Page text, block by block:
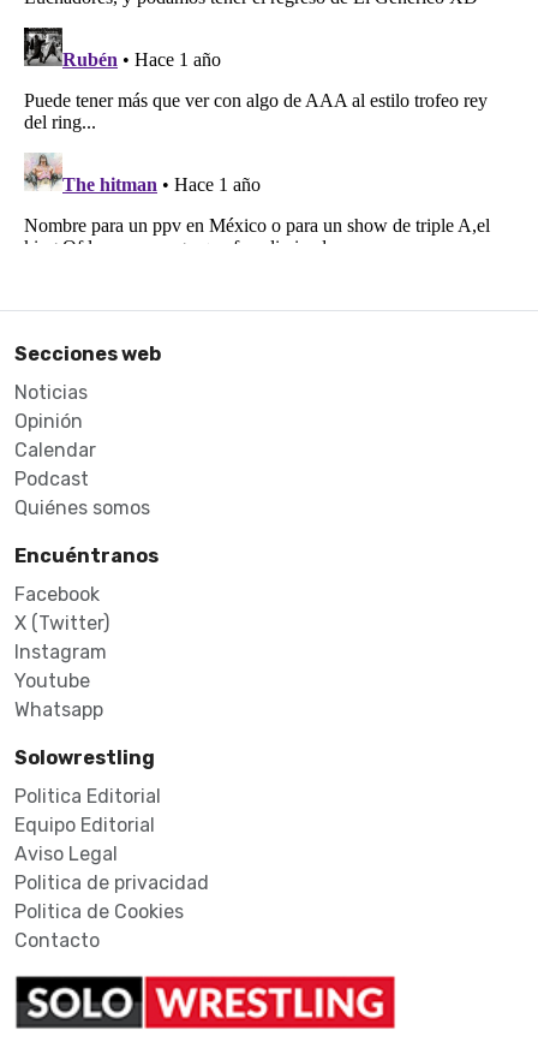
Secciones web
Noticias
Opinión
Calendar
Podcast
Quiénes somos
Encuéntranos
Facebook
X (Twitter)
Instagram
Youtube
Whatsapp
Solowrestling
Politica Editorial
Equipo Editorial
Aviso Legal
Politica de privacidad
Politica de Cookies
Contacto